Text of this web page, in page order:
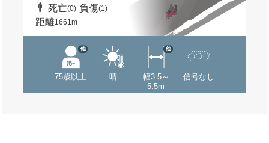
死亡(0) 負傷(1)
距離1661m
75歳以上
他
晴
幅3.5～
5.5m
他
信号なし